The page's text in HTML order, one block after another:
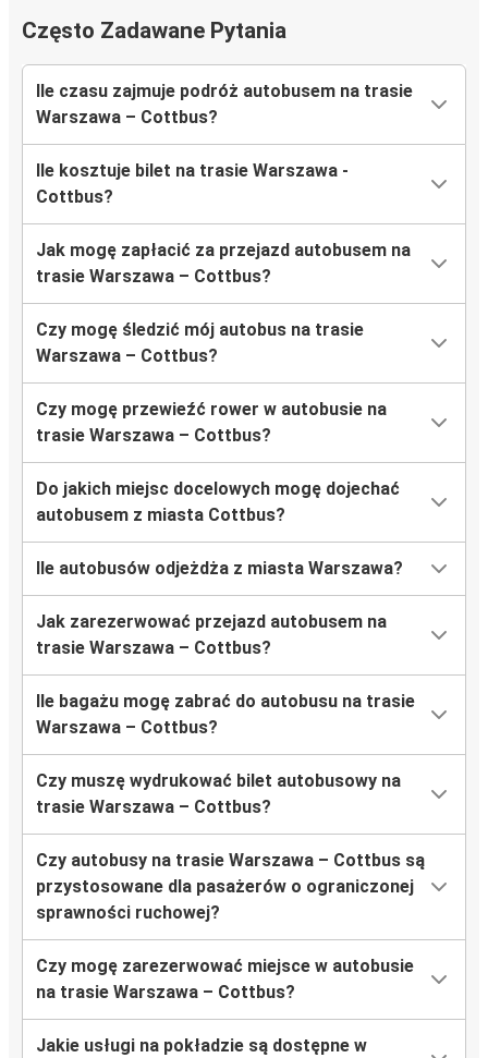
Często Zadawane Pytania
Ile czasu zajmuje podróż autobusem na trasie
Warszawa – Cottbus?
Ile kosztuje bilet na trasie Warszawa -
Cottbus?
Jak mogę zapłacić za przejazd autobusem na
trasie Warszawa – Cottbus?
Czy mogę śledzić mój autobus na trasie
Warszawa – Cottbus?
Czy mogę przewieźć rower w autobusie na
trasie Warszawa – Cottbus?
Do jakich miejsc docelowych mogę dojechać
autobusem z miasta Cottbus?
Ile autobusów odjeżdża z miasta Warszawa?
Jak zarezerwować przejazd autobusem na
trasie Warszawa – Cottbus?
Ile bagażu mogę zabrać do autobusu na trasie
Warszawa – Cottbus?
Czy muszę wydrukować bilet autobusowy na
trasie Warszawa – Cottbus?
Czy autobusy na trasie Warszawa – Cottbus są
przystosowane dla pasażerów o ograniczonej
sprawności ruchowej?
Czy mogę zarezerwować miejsce w autobusie
na trasie Warszawa – Cottbus?
Jakie usługi na pokładzie są dostępne w